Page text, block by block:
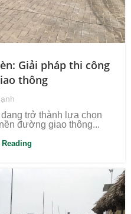
Giải pháp thi công
thông
trở thành lựa chọn
đường giao thông...